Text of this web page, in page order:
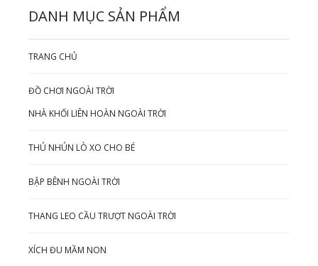
DANH MỤC SẢN PHẨM
TRANG CHỦ
ĐỒ CHƠI NGOÀI TRỜI
NHÀ KHỐI LIÊN HOÀN NGOÀI TRỜI
THÚ NHÚN LÒ XO CHO BÉ
BẬP BÊNH NGOÀI TRỜI
THANG LEO CẦU TRƯỢT NGOÀI TRỜI
XÍCH ĐU MẦM NON